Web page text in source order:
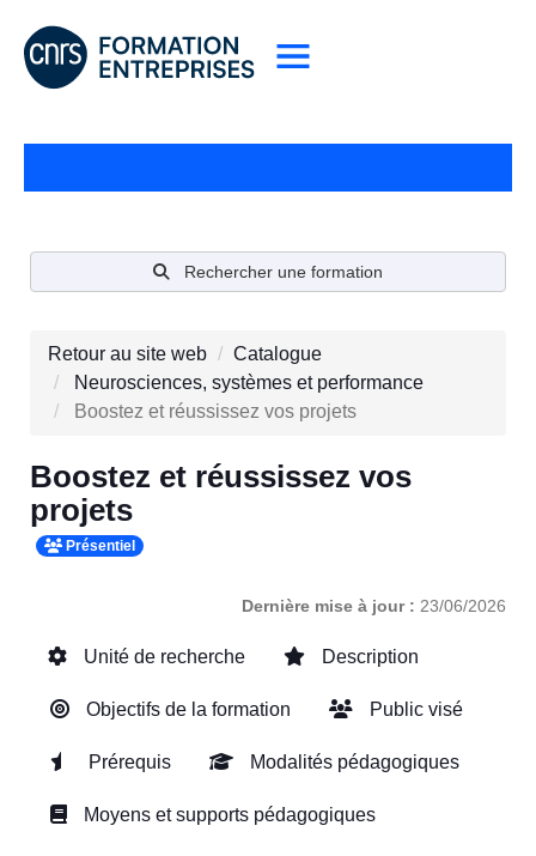
Rechercher une formation
Retour au site web
Catalogue
Neurosciences, systèmes et performance
Boostez et réussissez vos projets
Boostez et réussissez vos
projets
Présentiel
Dernière mise à jour : 23/06/2026
Unité de recherche Description
Objectifs de la formation Public visé
Prérequis Modalités pédagogiques
Moyens et supports pédagogiques